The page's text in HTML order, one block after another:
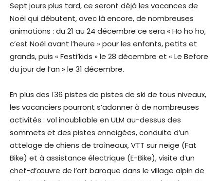
Sept jours plus tard, ce seront déjà les vacances de
Noël qui débutent, avec là encore, de nombreuses
animations : du 21 au 24 décembre ce sera « Ho ho ho,
c’est Noël avant l’heure » pour les enfants, petits et
grands, puis « Festi’kids » le 28 décembre et « Le Before
du jour de l’an » le 31 décembre.
En plus des 136 pistes de pistes de ski de tous niveaux,
les vacanciers pourront s’adonner à de nombreuses
activités : vol inoubliable en ULM au-dessus des
sommets et des pistes enneigées, conduite d’un
attelage de chiens de traîneaux, VTT sur neige (Fat
Bike) et à assistance électrique (E-Bike), visite d’un
chef-d’œuvre de l’art baroque dans le village alpin de